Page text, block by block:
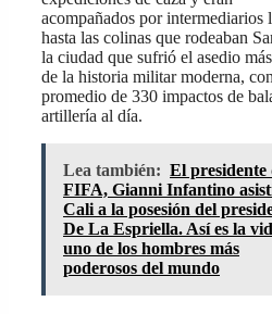
acompañados por intermediarios
hasta las colinas que rodeaban
la ciudad que sufrió el asedio
de la historia militar moderna,
promedio de 330 impactos de
artillería al día.
Lea también: El presidente
FIFA, Gianni Infantino
Cali a la posesión del
De La Espriella. Así es la
uno de los hombres más
poderosos del mundo